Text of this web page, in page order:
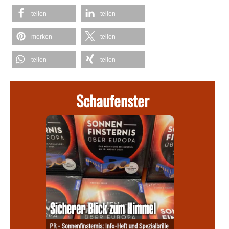
teilen teilen
merken teilen
teilen teilen
Schaufenster